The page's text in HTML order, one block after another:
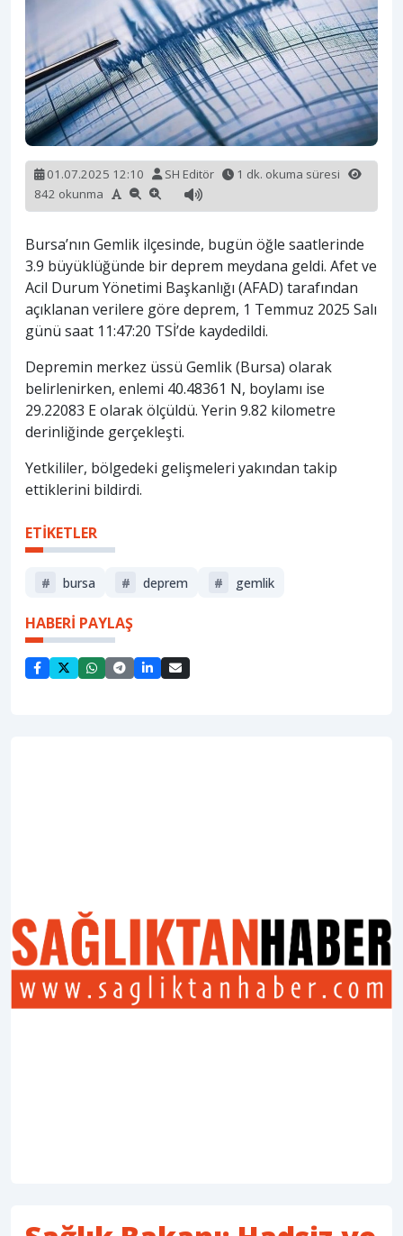
01.07.2025 12:10 SH Editör
1 dk. okuma süresi
842 okunma
Bursa’nın Gemlik ilçesinde, bugün öğle saatlerinde
3.9 büyüklüğünde bir deprem meydana geldi. Afet ve
Acil Durum Yönetimi Başkanlığı (AFAD) tarafından
açıklanan verilere göre deprem, 1 Temmuz 2025 Salı
günü saat 11:47:20 TSİ’de kaydedildi.
Depremin merkez üssü Gemlik (Bursa) olarak
belirlenirken, enlemi 40.48361 N, boylamı ise
29.22083 E olarak ölçüldü. Yerin 9.82 kilometre
derinliğinde gerçekleşti.
Yetkililer, bölgedeki gelişmeleri yakından takip
ettiklerini bildirdi.
ETİKETLER
# bursa # deprem # gemlik
HABERİ PAYLAŞ